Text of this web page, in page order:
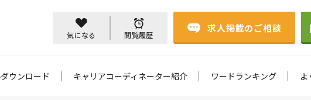
気になる 閲覧履歴
求人掲載のご相談
ウンロード キャリアコーディネーター紹介 ワードランキング よ